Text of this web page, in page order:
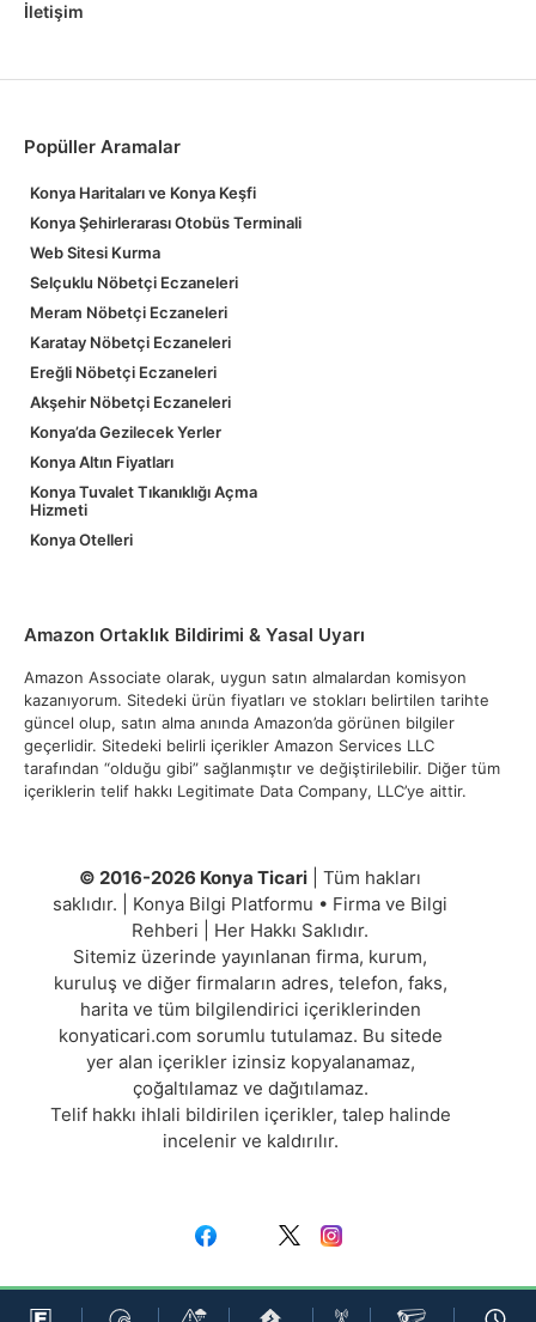
İletişim
Popüller Aramalar
Konya Haritaları ve Konya Keşfi
Konya Şehirlerarası Otobüs Terminali
Web Sitesi Kurma
Selçuklu Nöbetçi Eczaneleri
Meram Nöbetçi Eczaneleri
Karatay Nöbetçi Eczaneleri
Ereğli Nöbetçi Eczaneleri
Akşehir Nöbetçi Eczaneleri
Konya’da Gezilecek Yerler
Konya Altın Fiyatları
Konya Tuvalet Tıkanıklığı Açma
Hizmeti
Konya Otelleri
Amazon Ortaklık Bildirimi & Yasal Uyarı
Amazon Associate olarak, uygun satın almalardan komisyon
kazanıyorum. Sitedeki ürün fiyatları ve stokları belirtilen tarihte
güncel olup, satın alma anında Amazon’da görünen bilgiler
geçerlidir. Sitedeki belirli içerikler Amazon Services LLC
tarafından “olduğu gibi” sağlanmıştır ve değiştirilebilir. Diğer tüm
içeriklerin telif hakkı Legitimate Data Company, LLC’ye aittir.
© 2016-2026 Konya Ticari | Tüm hakları
saklıdır. | Konya Bilgi Platformu • Firma ve Bilgi
Rehberi | Her Hakkı Saklıdır.
Sitemiz üzerinde yayınlanan firma, kurum,
kuruluş ve diğer firmaların adres, telefon, faks,
harita ve tüm bilgilendirici içeriklerinden
konyaticari.com sorumlu tutulamaz. Bu sitede
yer alan içerikler izinsiz kopyalanamaz,
çoğaltılamaz ve dağıtılamaz.
Telif hakkı ihlali bildirilen içerikler, talep halinde
incelenir ve kaldırılır.